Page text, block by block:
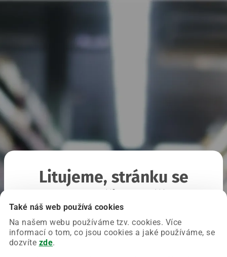
Také náš web používá cookies
Na našem webu používáme tzv. cookies. Více
informací o tom, co jsou cookies a jaké používáme, se
dozvíte zde.
Litujeme, stránku se
Chyba nastala na naší straně a už ji opravujeme.
Zkuste prosím znovu načíst požadovanou stránku.